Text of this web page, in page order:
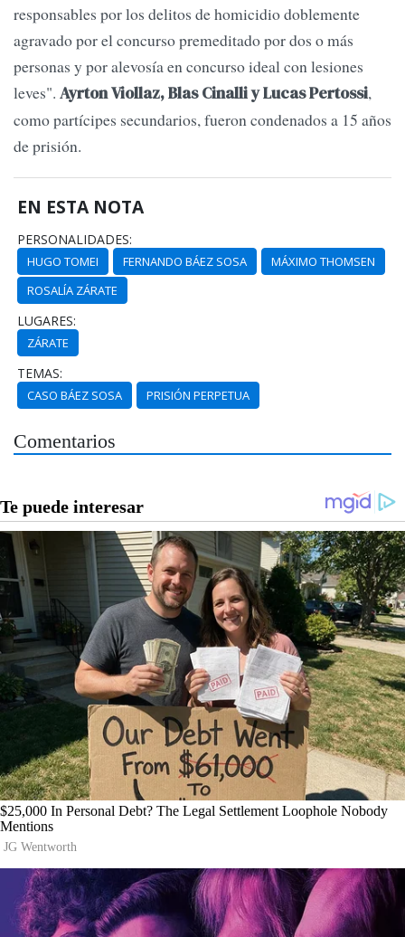
responsables por los delitos de homicidio doblemente
agravado por el concurso premeditado por dos o más
personas y por alevosía en concurso ideal con lesiones
leves". Ayrton Viollaz, Blas Cinalli y Lucas Pertossi,
como partícipes secundarios, fueron condenados a 15 años
de prisión.
EN ESTA NOTA
PERSONALIDADES:
HUGO TOMEI FERNANDO BÁEZ SOSA
MÁXIMO THOMSEN
ROSALÍA ZÁRATE
LUGARES:
ZÁRATE
TEMAS:
CASO BÁEZ SOSA PRISIÓN PERPETUA
Comentarios